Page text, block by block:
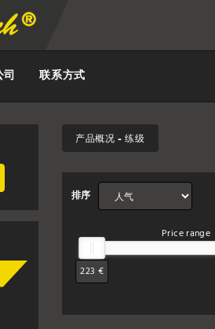
司 联系方式
产品概况 - 练级
排序
Price range
223 €